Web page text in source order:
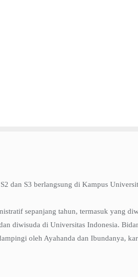
dan S3 berlangsung di Kampus
sepanjang tahun, termasuk yang
diwisuda di Universitas Indonesia.
oleh Ayahanda dan Ibundanya,